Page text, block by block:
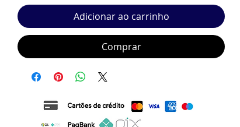
Adicionar ao carrinho
Comprar